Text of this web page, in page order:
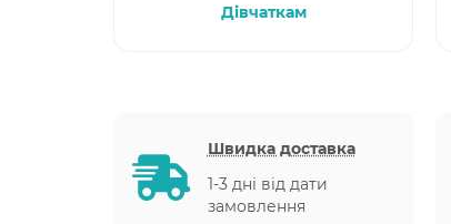
Дівчаткам
Швидка доставка
1-3 дні від дати
замовлення